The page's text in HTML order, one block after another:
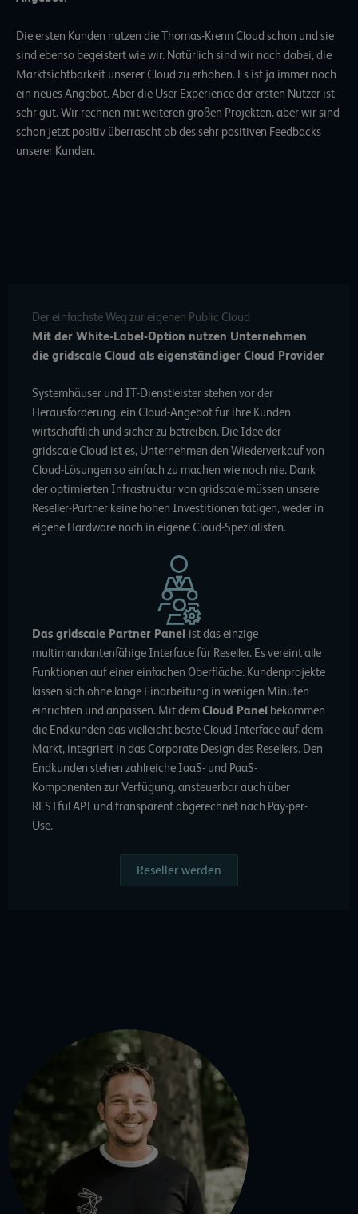
Die ersten Kunden nutzen die Thomas-Krenn Cloud schon und sie
sind ebenso begeistert wie wir. Natürlich sind wir noch dabei, die
Marktsichtbarkeit unserer Cloud zu erhöhen. Es ist ja immer noch
ein neues Angebot. Aber die User Experience der ersten Nutzer ist
sehr gut. Wir rechnen mit weiteren großen Projekten, aber wir sind
schon jetzt positiv überrascht ob des sehr positiven Feedbacks
unserer Kunden.
Der einfachste Weg zur eigenen Public Cloud
Mit der White-Label-Option nutzen Unternehmen
die gridscale Cloud als eigenständiger Cloud Provider
Systemhäuser und IT-Dienstleister stehen vor der
Herausforderung, ein Cloud-Angebot für ihre Kunden
wirtschaftlich und sicher zu betreiben. Die Idee der
gridscale Cloud ist es, Unternehmen den Wiederverkauf von
Cloud-Lösungen so einfach zu machen wie noch nie. Dank
der optimierten Infrastruktur von gridscale müssen unsere
Reseller-Partner keine hohen Investitionen tätigen, weder in
eigene Hardware noch in eigene Cloud-Spezialisten.
Das gridscale Partner Panel ist das einzige
multimandantenfähige Interface für Reseller. Es vereint alle
Funktionen auf einer einfachen Oberfläche. Kundenprojekte
lassen sich ohne lange Einarbeitung in wenigen Minuten
einrichten und anpassen. Mit demCloud Panel bekommen
die Endkunden das vielleicht beste Cloud Interface auf dem
Markt, integriert in das Corporate Design des Resellers. Den
Endkunden stehen zahlreiche IaaS- und PaaS-
Komponenten zur Verfügung, ansteuerbar auch über
RESTful API und transparent abgerechnet nach Pay-per-
Use.
Reseller werden